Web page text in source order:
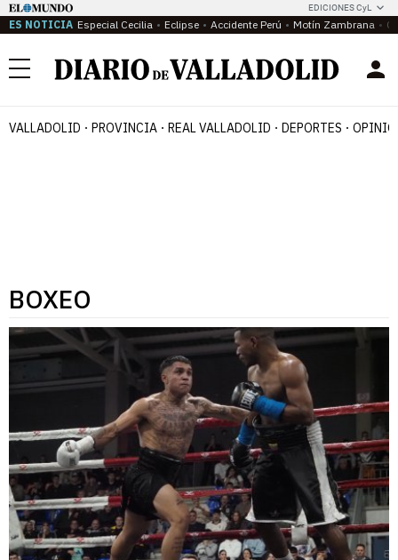
EDICIONES CyL
ES NOTICIA Especial Cecilia Eclipse Accidente Perú Motín Zambrana
Menú
VALLADOLID PROVINCIA REAL VALLADOLID DEPORTES
BOXEO